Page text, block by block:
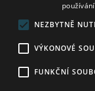
Mohu změnit
Internetová
NEZBYTNĚ
VÝKONOVÉ
FUNKČNÍ